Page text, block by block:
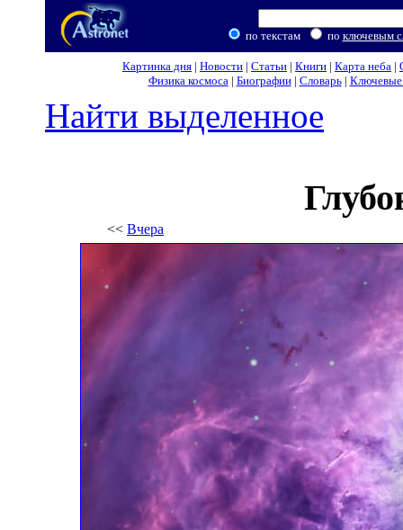
по текстам по ключевым
Картинка дня | Новости | Статьи | Книги | Карта неба |
Физика космоса| Биографии| Словарь| Ключевые
Найти выделенное
<< Вчера